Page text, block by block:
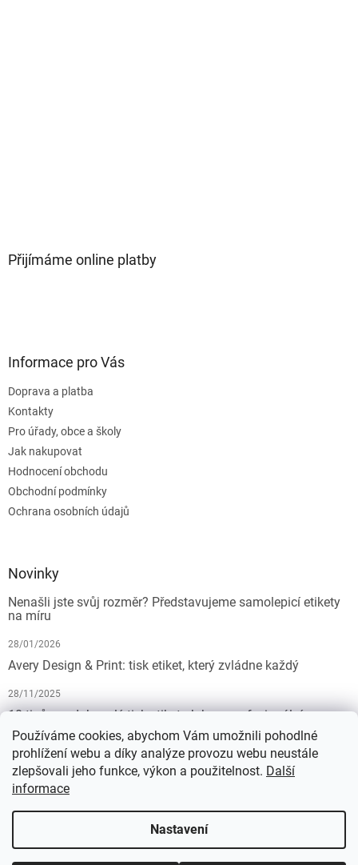
Používáme cookies, abychom Vám umožnili pohodlné
prohlížení webu a díky analýze provozu webu neustále
zlepšovali jeho funkce, výkon a použitelnost. Další
informace
Nastavení
Přijímáme online platby
Informace pro Vás
Doprava a platba
Kontakty
Pro úřady, obce a školy
Jak nakupovat
Hodnocení obchodu
Obchodní podmínky
Ochrana osobních údajů
Novinky
Nenašli jste svůj rozměr? Představujeme samolepicí etikety
na míru
28/01/2026
Avery Design & Print: tisk etiket, který zvládne každý
28/11/2025
10 tipů pro dokonalý tisk etiket: Jak na profesionální
výsledek bez starostí
19/07/2025